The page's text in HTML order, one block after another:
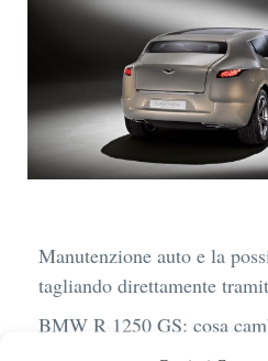
Manutenzione auto e la
tagliando direttamente
BMW R 1250 GS: cosa
scarico aftermarket omologato